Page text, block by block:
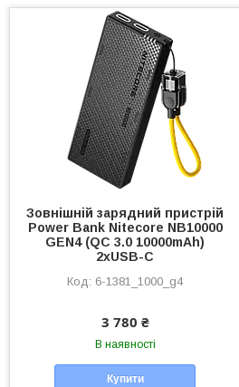
Зовнішній зарядний пристрій
Power Bank Nitecore NB10000
GEN4 (QC 3.0 10000mAh)
2xUSB-C
6-1381_1000_g4
3 780 ₴
В наявності
Купити